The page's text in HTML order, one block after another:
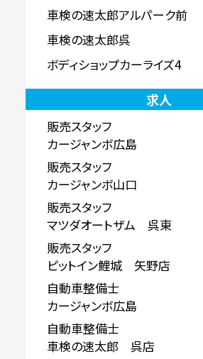
車検の速太郎アルパーク前
車検の速太郎呉
ボディショップカーライズ4
求人
販売スタッフ
カージャンボ広島
販売スタッフ
カージャンボ山口
販売スタッフ
マツダオートザム 呉東
販売スタッフ
ピットイン鯉城 矢野店
自動車整備士
カージャンボ広島
自動車整備士
車検の速太郎 呉店